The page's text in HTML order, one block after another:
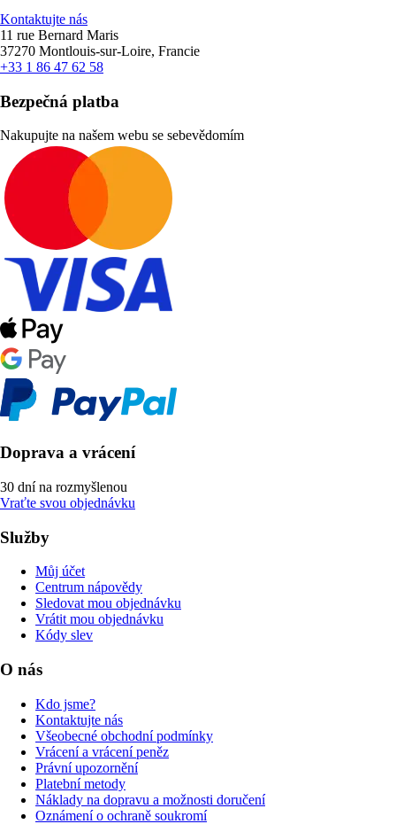
Kontaktujte nás
11 rue Bernard Maris
37270 Montlouis-sur-Loire, Francie
+33 1 86 47 62 58
Bezpečná platba
Nakupujte na našem webu se sebevědomím
Doprava a vrácení
30 dní na rozmyšlenou
Vraťte svou objednávku
Služby
Můj účet
Centrum nápovědy
Sledovat mou objednávku
Vrátit mou objednávku
Kódy slev
O nás
Kdo jsme?
Kontaktujte nás
Všeobecné obchodní podmínky
Vrácení a vrácení peněz
Právní upozornění
Platební metody
Náklady na dopravu a možnosti doručení
Oznámení o ochraně soukromí